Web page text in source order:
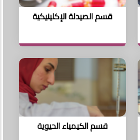
قسم الصيدلة الإكلينيكية
قسم الكيمياء الحيوية